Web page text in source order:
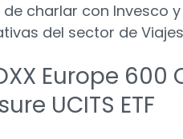
charlar con Invesco
del sector de
Europe
UCITS ETF